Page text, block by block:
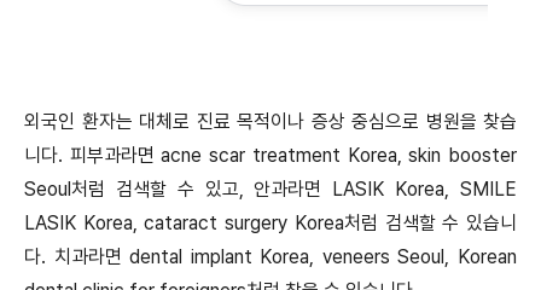
외국인 환자는 대체로 진료 목적이나 증상 중심으로 병원을 찾습
니다. 피부과라면 acne scar treatment Korea, skin booster
Seoul처럼 검색할 수 있고, 안과라면 LASIK Korea, SMILE
LASIK Korea, cataract surgery Korea처럼 검색할 수 있습니
다. 치과라면 dental implant Korea, veneers Seoul, Korean